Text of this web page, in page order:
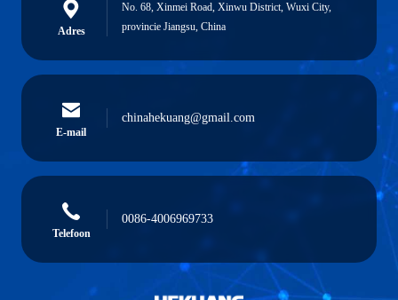
Adres
No. 68, Xinmei Road, Xinwu District, Wuxi City,
provincie Jiangsu, China
E-mail
chinahekuang@gmail.com
Telefoon
0086-4006969733